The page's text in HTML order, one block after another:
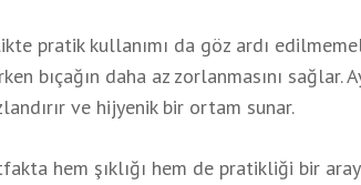
pratik kullanımı da göz ardı
bıçağın daha az zorlanmasını sağlar.
ve hijyenik bir ortam sunar.
hem şıklığı hem de pratikliği bir